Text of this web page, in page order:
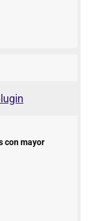
con mayor